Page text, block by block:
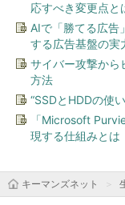
応すべき変更点と
AIで「勝てる広告
する広告基盤の実
サイバー攻撃から
方法
“SSDとHDDの使
「Microsoft
現する仕組みとは
キーマンズネット